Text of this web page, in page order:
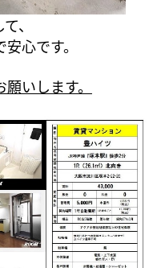
、
心です。
いします。